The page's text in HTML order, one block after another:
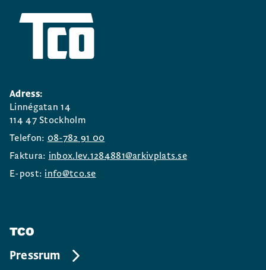
Adress:
Linnégatan 14
114 47 Stockholm
Telefon: 08-782 91 00
Faktura: inbox.lev.1284881@arkivplats.se
E-post: info@tco.se
TCO
Pressrum